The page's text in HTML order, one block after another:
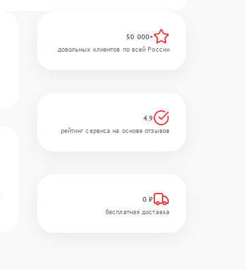
50 000+
довольных клиентов по всей России
4.9
рейтинг сервиса на основе отзывов
0 ₽
бесплатная доставка